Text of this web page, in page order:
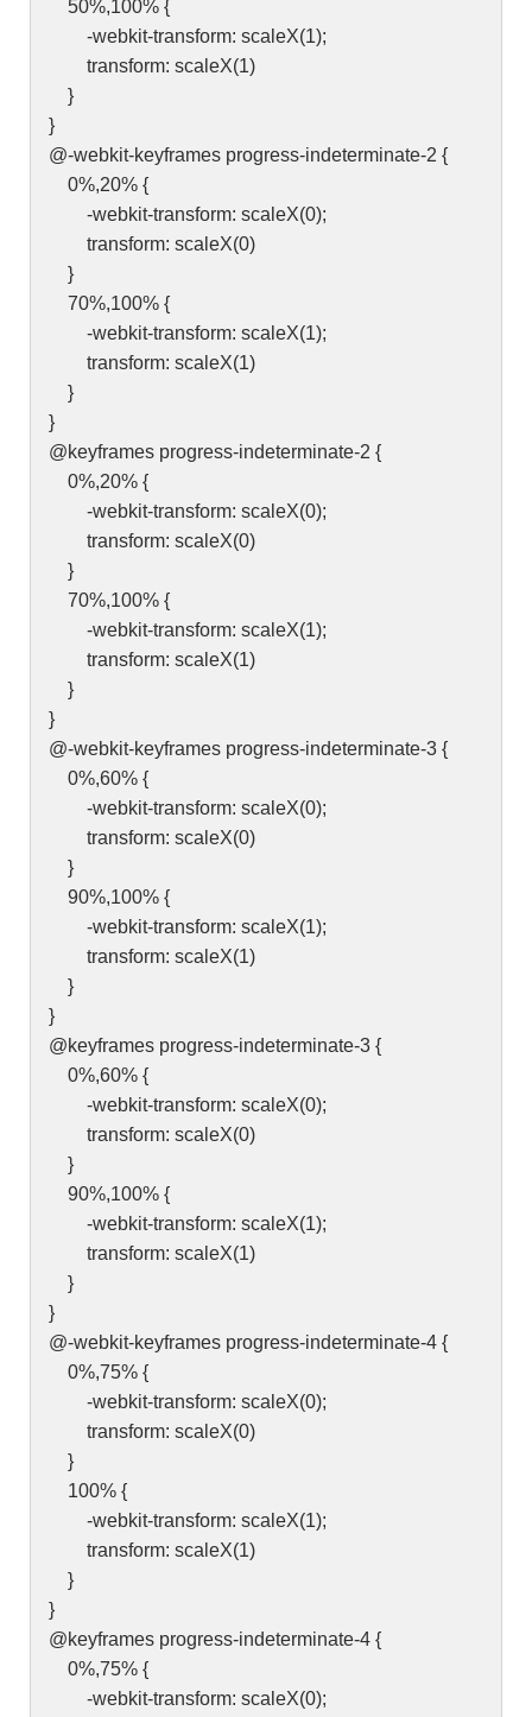
50%,100% {
-webkit-transform: scaleX(1);
transform: scaleX(1)
}
}
@-webkit-keyframes progress-indeterminate-2 {
0%,20% {
-webkit-transform: scaleX(0);
transform: scaleX(0)
}
70%,100% {
-webkit-transform: scaleX(1);
transform: scaleX(1)
}
}
@keyframes progress-indeterminate-2 {
0%,20% {
-webkit-transform: scaleX(0);
transform: scaleX(0)
}
70%,100% {
-webkit-transform: scaleX(1);
transform: scaleX(1)
}
}
@-webkit-keyframes progress-indeterminate-3 {
0%,60% {
-webkit-transform: scaleX(0);
transform: scaleX(0)
}
90%,100% {
-webkit-transform: scaleX(1);
transform: scaleX(1)
}
}
@keyframes progress-indeterminate-3 {
0%,60% {
-webkit-transform: scaleX(0);
transform: scaleX(0)
}
90%,100% {
-webkit-transform: scaleX(1);
transform: scaleX(1)
}
}
@-webkit-keyframes progress-indeterminate-4 {
0%,75% {
-webkit-transform: scaleX(0);
transform: scaleX(0)
}
100% {
-webkit-transform: scaleX(1);
transform: scaleX(1)
}
}
@keyframes progress-indeterminate-4 {
0%,75% {
-webkit-transform: scaleX(0);